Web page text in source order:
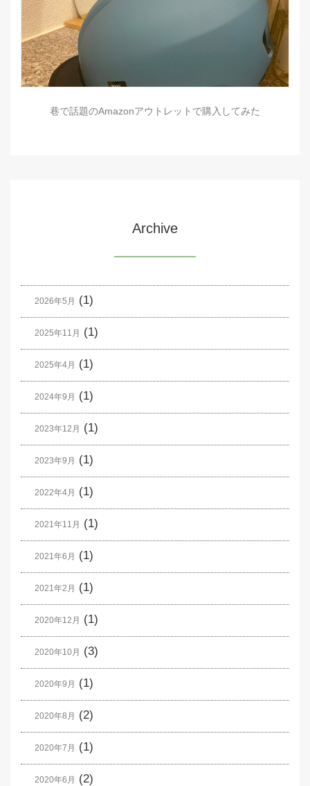
巷で話題のAmazonアウトレットで購入してみた
Archive
2026年5月 (1)
2025年11月 (1)
2025年4月 (1)
2024年9月 (1)
2023年12月 (1)
2023年9月 (1)
2022年4月 (1)
2021年11月 (1)
2021年6月 (1)
2021年2月 (1)
2020年12月 (1)
2020年10月 (3)
2020年9月 (1)
2020年8月 (2)
2020年7月 (1)
2020年6月 (2)